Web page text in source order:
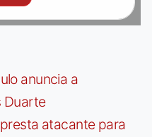
anuncia a
Duarte
atacante para